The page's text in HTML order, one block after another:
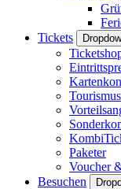
Tickets
Paketer
Voucher
Besuchen